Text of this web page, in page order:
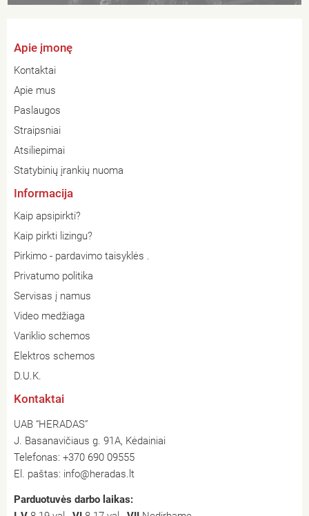
Apie įmonę
Kontaktai
Apie mus
Paslaugos
Straipsniai
Atsiliepimai
Statybinių įrankių nuoma
Informacija
Kaip apsipirkti?
Kaip pirkti lizingu?
Pirkimo - pardavimo taisyklės .
Privatumo politika
Servisas į namus
Video medžiaga
Variklio schemos
Elektros schemos
D.U.K.
Kontaktai
UAB “HERADAS”
J. Basanavičiaus g. 91A, Kėdainiai
Telefonas: +370 690 09555
El. paštas: info@heradas.lt
Parduotuvės darbo laikas: